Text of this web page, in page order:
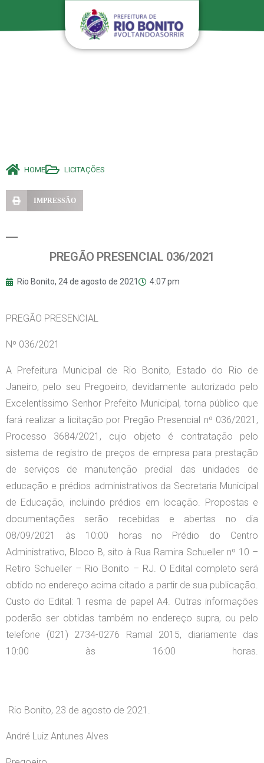
HOME LICITAÇÕES
IMPRESSÃO
PREGÃO PRESENCIAL 036/2021
Rio Bonito, 24 de agosto de 2021 4:07 pm
PREGÃO PRESENCIAL
Nº 036/2021
A Prefeitura Municipal de Rio Bonito, Estado do Rio de
Janeiro, pelo seu Pregoeiro, devidamente autorizado pelo
Excelentíssimo Senhor Prefeito Municipal, torna público que
fará realizar a licitação por Pregão Presencial nº 036/2021,
Processo 3684/2021, cujo objeto é contratação pelo
sistema de registro de preços de empresa para prestação
de serviços de manutenção predial das unidades de
educação e prédios administrativos da Secretaria Municipal
de Educação, incluindo prédios em locação. Propostas e
documentações serão recebidas e abertas no dia
08/09/2021 às 10:00 horas no Prédio do Centro
Administrativo, Bloco B, sito à Rua Ramira Schueller nº 10 –
Retiro Schueller – Rio Bonito – RJ. O Edital completo será
obtido no endereço acima citado a partir de sua publicação.
Custo do Edital: 1 resma de papel A4. Outras informações
poderão ser obtidas também no endereço supra, ou pelo
telefone (021) 2734-0276 Ramal 2015, diariamente das
10:00 às 16:00 horas.
Rio Bonito, 23 de agosto de 2021.
André Luiz Antunes Alves